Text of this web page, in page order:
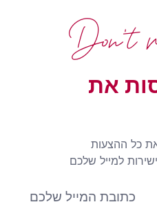
את
את כל ההצעות
למייל שלכם
Don't